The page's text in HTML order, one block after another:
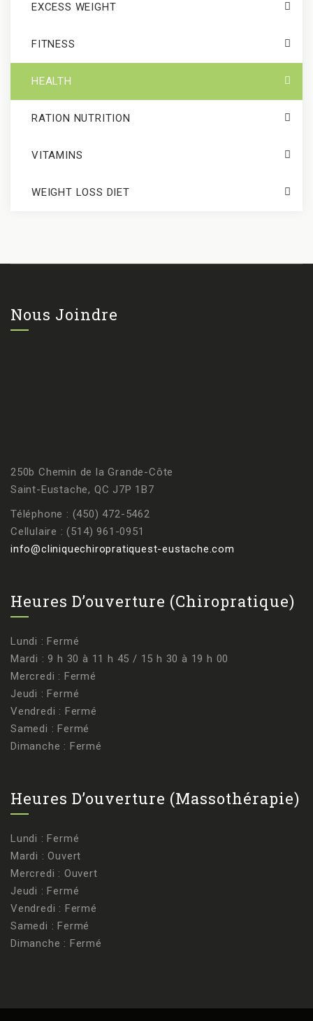
EXCESS WEIGHT
FITNESS
HEALTH
RATION NUTRITION
VITAMINS
WEIGHT LOSS DIET
Nous Joindre
250b Chemin de la Grande-Côte
Saint-Eustache, QC J7P 1B7
Téléphone : (450) 472-5462
Cellulaire : (514) 961-0951
info@cliniquechiropratiquest-eustache.com
Heures D’ouverture (chiropratique)
Lundi : Fermé
Mardi : 9 h 30 à 11 h 45 / 15 h 30 à 19 h 00
Mercredi : Fermé
Jeudi : Fermé
Vendredi : Fermé
Samedi : Fermé
Dimanche : Fermé
Heures D’ouverture (massothérapie)
Lundi : Fermé
Mardi : Ouvert
Mercredi : Ouvert
Jeudi : Fermé
Vendredi : Fermé
Samedi : Fermé
Dimanche : Fermé